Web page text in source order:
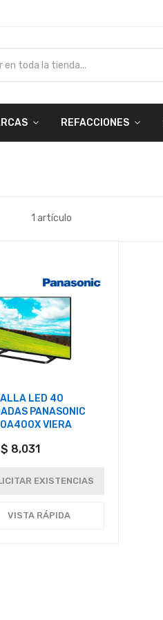
REFACCIONES
1 artículo
LED 40
PANASONIC
VIERA
$ 8,031
EXISTENCIAS
VISTA RÁPIDA